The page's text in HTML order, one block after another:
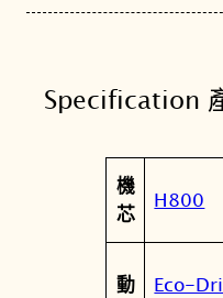
Specification
屬
性
值
機
芯
H800
動
Eco-